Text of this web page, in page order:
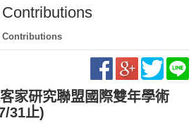
Contributions
家研究聯盟國際雙年學術
31止)